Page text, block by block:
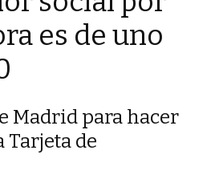
es de uno
Madrid para hacer
Tarjeta de